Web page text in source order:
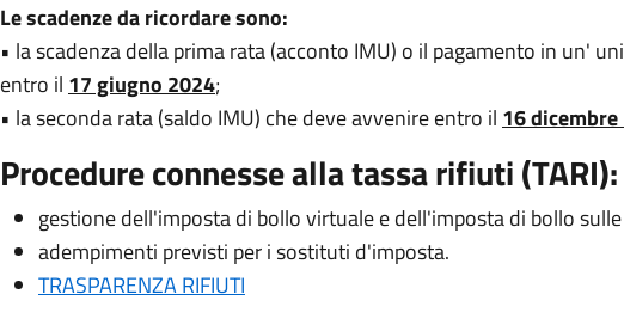
Le scadenze da ricordare sono:
• la scadenza della prima rata (acconto IMU) o il pagamento in un'
entro il 17 giugno 2024;
• la seconda rata (saldo IMU) che deve avvenire entro il 16
Procedure connesse alla tassa rifiuti (TARI):
gestione dell'imposta di bollo virtuale e dell'imposta di bollo
adempimenti previsti per i sostituti d'imposta.
TRASPARENZA RIFIUTI